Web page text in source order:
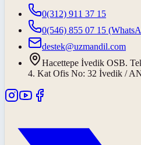
0(312) 911 37 15
0(546) 855 07 15
destek@uzmandil.com
Hacettepe İvedik OSB.
4. Kat Ofis No: 32 İvedik /